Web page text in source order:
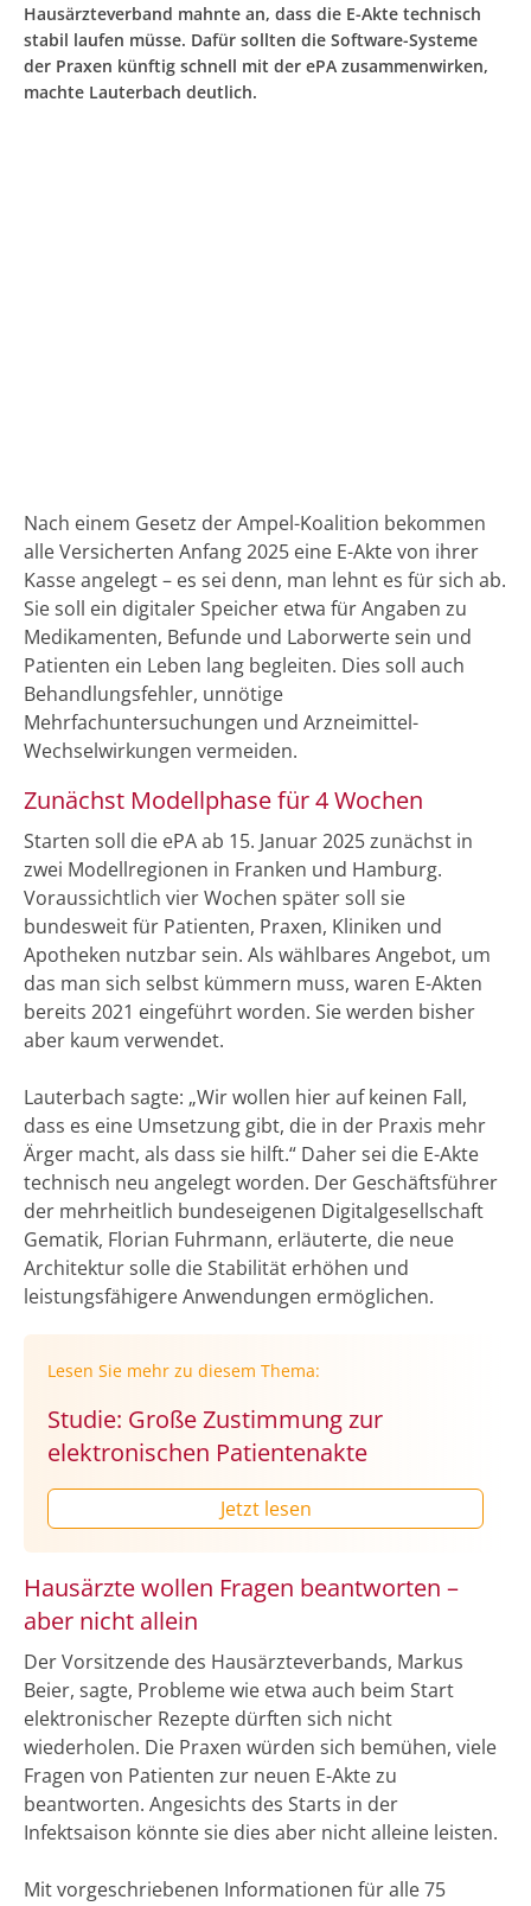
Hausärzteverband mahnte an, dass die E-Akte technisch
stabil laufen müsse. Dafür sollten die Software-Systeme
der Praxen künftig schnell mit der ePA zusammenwirken,
machte Lauterbach deutlich.
Nach einem Gesetz der Ampel-Koalition bekommen
alle Versicherten Anfang 2025 eine E-Akte von ihrer
Kasse angelegt – es sei denn, man lehnt es für sich ab.
Sie soll ein digitaler Speicher etwa für Angaben zu
Medikamenten, Befunde und Laborwerte sein und
Patienten ein Leben lang begleiten. Dies soll auch
Behandlungsfehler, unnötige
Mehrfachuntersuchungen und Arzneimittel-
Wechselwirkungen vermeiden.
Zunächst Modellphase für 4 Wochen
Starten soll die ePA ab 15. Januar 2025 zunächst in
zwei Modellregionen in Franken und Hamburg.
Voraussichtlich vier Wochen später soll sie
bundesweit für Patienten, Praxen, Kliniken und
Apotheken nutzbar sein. Als wählbares Angebot, um
das man sich selbst kümmern muss, waren E-Akten
bereits 2021 eingeführt worden. Sie werden bisher
aber kaum verwendet.
Lauterbach sagte: „Wir wollen hier auf keinen Fall,
dass es eine Umsetzung gibt, die in der Praxis mehr
Ärger macht, als dass sie hilft.“ Daher sei die E-Akte
technisch neu angelegt worden. Der Geschäftsführer
der mehrheitlich bundeseigenen Digitalgesellschaft
Gematik, Florian Fuhrmann, erläuterte, die neue
Architektur solle die Stabilität erhöhen und
leistungsfähigere Anwendungen ermöglichen.
Lesen Sie mehr zu diesem Thema:
Studie: Große Zustimmung zur
elektronischen Patientenakte
Jetzt lesen
Hausärzte wollen Fragen beantworten –
aber nicht allein
Der Vorsitzende des Hausärzteverbands, Markus
Beier, sagte, Probleme wie etwa auch beim Start
elektronischer Rezepte dürften sich nicht
wiederholen. Die Praxen würden sich bemühen, viele
Fragen von Patienten zur neuen E-Akte zu
beantworten. Angesichts des Starts in der
Infektsaison könnte sie dies aber nicht alleine leisten.
Mit vorgeschriebenen Informationen für alle 75